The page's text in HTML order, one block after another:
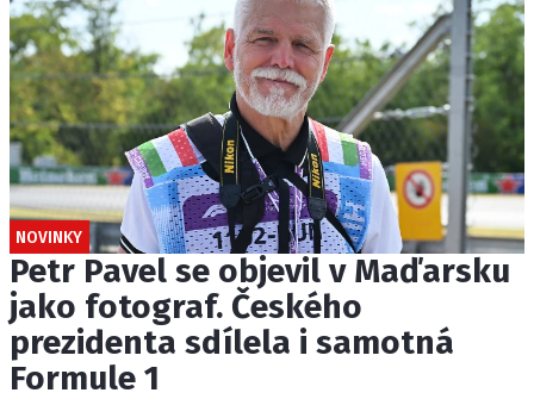
NOVINKY
Petr Pavel se objevil v Maďarsku
jako fotograf. Českého
prezidenta sdílela i samotná
Formule 1